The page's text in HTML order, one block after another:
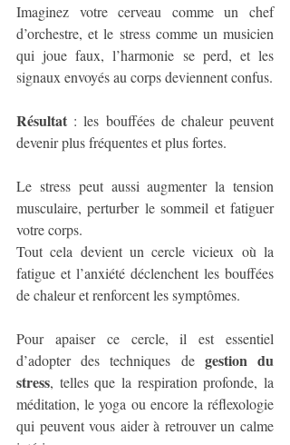
Imaginez votre cerveau comme un chef
d’orchestre, et le stress comme un musicien
qui joue faux, l’harmonie se perd, et les
signaux envoyés au corps deviennent confus.
Résultat : les bouffées de chaleur peuvent
devenir plus fréquentes et plus fortes.
Le stress peut aussi augmenter la tension
musculaire, perturber le sommeil et fatiguer
votre corps.
Tout cela devient un cercle vicieux où la
fatigue et l’anxiété déclenchent les bouffées
de chaleur et renforcent les symptômes.
Pour apaiser ce cercle, il est essentiel
d’adopter des techniques de gestion du
stress, telles que la respiration profonde, la
méditation, le yoga ou encore la réflexologie
qui peuvent vous aider à retrouver un calme